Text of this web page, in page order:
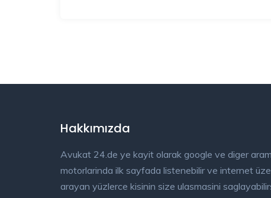
Hakkımızda
Avukat 24.de ye kayit olarak google ve diger
motorlarinda ilk sayfada listenebilir ve internet
arayan yüzlerce kisinin size ulasmasini